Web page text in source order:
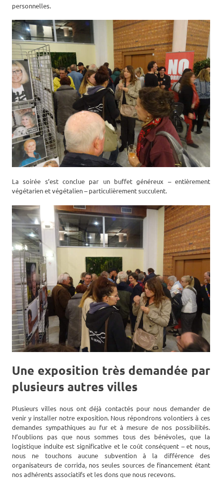
personnelles.
La soirée s’est conclue par un buffet généreux – entièrement
végétarien et végétalien – particulièrement succulent.
Une exposition très demandée par
plusieurs autres villes
Plusieurs villes nous ont déjà contactés pour nous demander de
venir y installer notre exposition. Nous répondrons volontiers à ces
demandes sympathiques au fur et à mesure de nos possibilités.
N’oublions pas que nous sommes tous des bénévoles, que la
logistique induite est significative et le coût conséquent – et nous,
nous ne touchons aucune subvention à la différence des
organisateurs de corrida, nos seules sources de financement étant
nos adhérents associatifs et les dons que nous recevons.